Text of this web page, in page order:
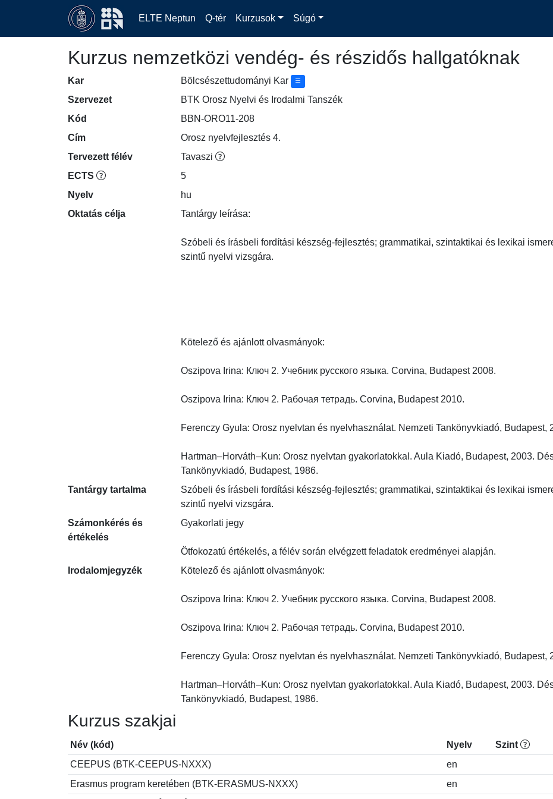
ELTE Neptun Q-tér Kurzusok Súgó
Kurzus nemzetközi vendég- és részidős hallgatóknak
Kar
Bölcsészettudományi Kar
Szervezet
BTK Orosz Nyelvi és Irodalmi Tanszék
Kód
BBN-ORO11-208
Cím
Orosz nyelvfejlesztés 4.
Tervezett félév
Tavaszi
ECTS
5
Nyelv
hu
Oktatás célja
Tantárgy leírása:
Szóbeli és írásbeli fordítási készség-fejlesztés; grammatikai, szintaktikai és lexikai
szintű nyelvi vizsgára.
Kötelező és ajánlott olvasmányok:
Oszipova Irina: Ключ 2. Учебник русского языка. Corvina, Budapest 2008.
Oszipova Irina: Ключ 2. Рабочая тетрадь. Corvina, Budapest 2010.
Ferenczy Gyula: Orosz nyelvtan és nyelvhasználat. Nemzeti Tankönyvkiadó, Budapest,
Hartman–Horváth–Kun: Orosz nyelvtan gyakorlatokkal. Aula Kiadó, Budapest, 2003.
Tankönyvkiadó, Budapest, 1986.
Tantárgy tartalma
Szóbeli és írásbeli fordítási készség-fejlesztés; grammatikai, szintaktikai és lexikai
szintű nyelvi vizsgára.
Számonkérés és
értékelés
Gyakorlati jegy
Ötfokozatú értékelés, a félév során elvégzett feladatok eredményei alapján.
Irodalomjegyzék
Kötelező és ajánlott olvasmányok:
Oszipova Irina: Ключ 2. Учебник русского языка. Corvina, Budapest 2008.
Oszipova Irina: Ключ 2. Рабочая тетрадь. Corvina, Budapest 2010.
Ferenczy Gyula: Orosz nyelvtan és nyelvhasználat. Nemzeti Tankönyvkiadó, Budapest,
Hartman–Horváth–Kun: Orosz nyelvtan gyakorlatokkal. Aula Kiadó, Budapest, 2003.
Tankönyvkiadó, Budapest, 1986.
Kurzus szakjai
Név (kód) Nyelv Szint
CEEPUS (BTK-CEEPUS-NXXX)
en
Erasmus program keretében (BTK-ERASMUS-NXXX)
en